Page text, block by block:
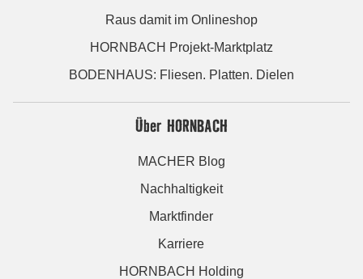
Raus damit im Onlineshop
HORNBACH Projekt-Marktplatz
BODENHAUS: Fliesen. Platten. Dielen
Über HORNBACH
MACHER Blog
Nachhaltigkeit
Marktfinder
Karriere
HORNBACH Holding